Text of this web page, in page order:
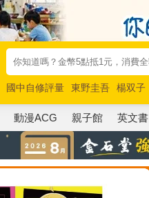
國中自修評量 東野圭吾 楊双子
唯紅花綻放
奧德賽 路邊攤新作
動漫ACG 親子館 英文書